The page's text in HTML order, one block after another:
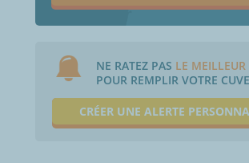
NE RATEZ PAS LE
POUR REMPLIR VOTRE
CRÉER UNE ALERTE